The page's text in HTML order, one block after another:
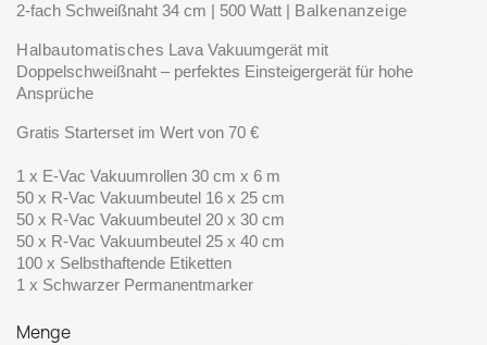
2-fach Schweißnaht 34 cm | 500 Watt | Balkenanzeige
Halbautomatisches Lava Vakuumgerät mit
Doppelschweißnaht – perfektes Einsteigergerät für hohe
Ansprüche
Gratis Starterset im Wert von 70 €
1 x E-Vac Vakuumrollen 30 cm x 6 m
50 x R-Vac Vakuumbeutel 16 x 25 cm
50 x R-Vac Vakuumbeutel 20 x 30 cm
50 x R-Vac Vakuumbeutel 25 x 40 cm
100 x Selbsthaftende Etiketten
1 x Schwarzer Permanentmarker
Menge